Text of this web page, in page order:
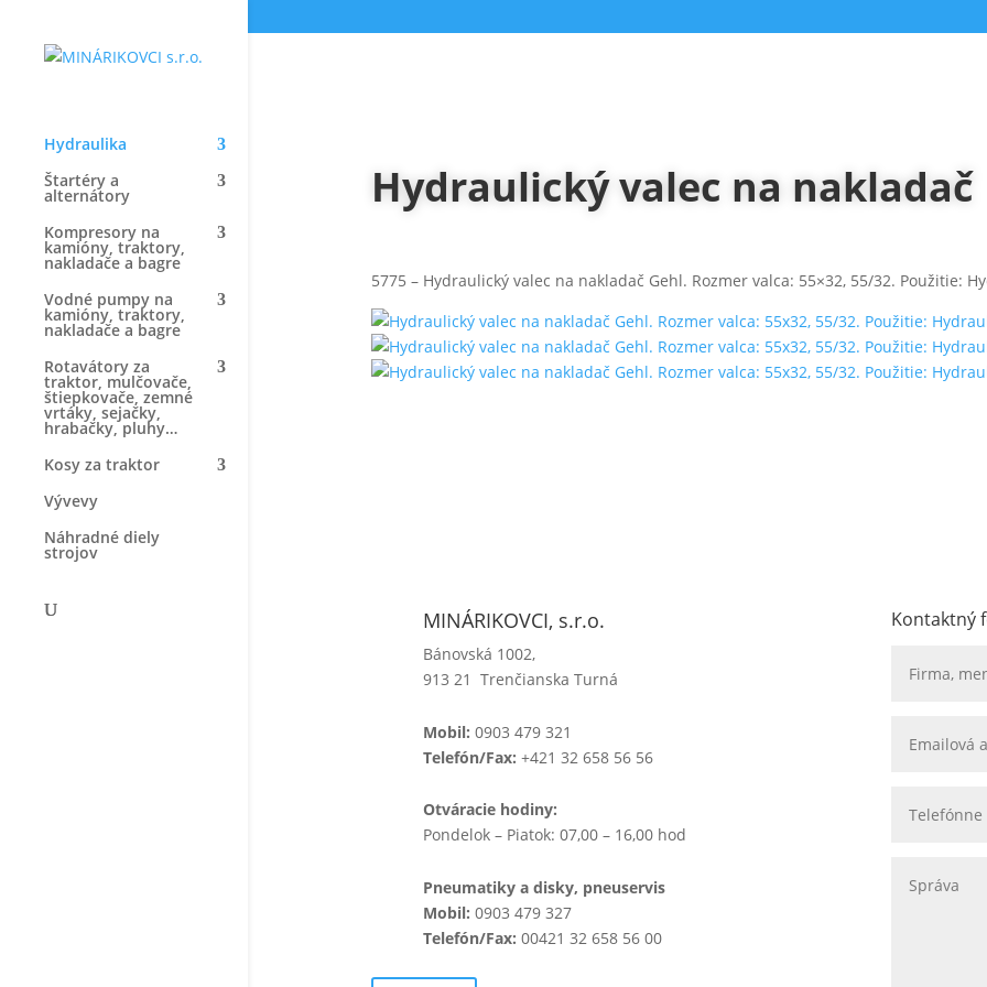
Hydraulika
Štartéry a
alternátory
Kompresory na
kamióny, traktory,
nakladače a bagre
Vodné pumpy na
kamióny, traktory,
nakladače a bagre
Rotavátory za
traktor, mulčovače,
štiepkovače, zemné
vrtáky, sejačky,
hrabačky, pluhy…
Kosy za traktor
Vývevy
Náhradné diely
strojov
Hydraulický valec na nakladač
5775 – Hydraulický valec na nakladač Gehl. Rozmer valca: 55×32, 55/32. Použitie:
MINÁRIKOVCI, s.r.o.
Bánovská 1002,
913 21 Trenčianska Turná
Mobil: 0903 479 321
Telefón/Fax: +421 32 658 56 56
Otváracie hodiny:
Pondelok – Piatok: 07,00 – 16,00 hod
Pneumatiky a disky, pneuservis
Mobil: 0903 479 327
Telefón/Fax: 00421 32 658 56 00
Kontaktný